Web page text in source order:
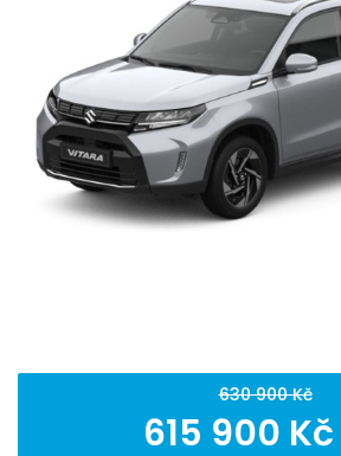
630 900 Kč
615 900 Kč